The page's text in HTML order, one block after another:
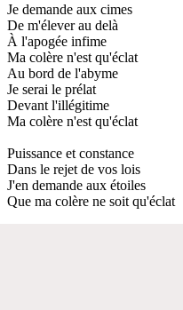
Je demande aux cimes
De m'élever au delà
À l'apogée infime
Ma colère n'est qu'éclat
Au bord de l'abyme
Je serai le prélat
Devant l'illégitime
Ma colère n'est qu'éclat
Puissance et constance
Dans le rejet de vos lois
J'en demande aux étoiles
Que ma colère ne soit qu'éclat